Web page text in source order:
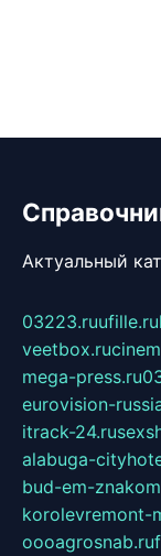
Актуальный
03223.ruufille.ru
veetbox.ru
mega-press.ru
eurovision-
itrack-24.ru
alabuga-
bud-em-
korolevremont-
oooagrosnab.ru